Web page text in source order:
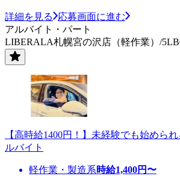
詳細を見る
応募画面に進む
アルバイト・パート
LIBERALA札幌宮の沢店（軽作業）/
【高時給1400円！】未経験でも始めら
ルバイト
軽作業・製造系時給1,400円〜